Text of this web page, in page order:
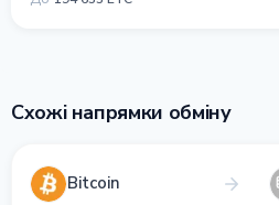
Схожі напрямки обміну
Bitcoin